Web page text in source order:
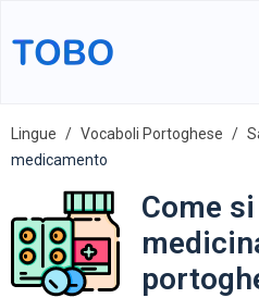
Lingue Vocaboli Portoghese
medicamento
Come